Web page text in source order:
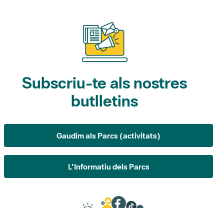
Subscriu-te als nostres
butlletins
Gaudim als Parcs (activitats)
L'Informatiu dels Parcs